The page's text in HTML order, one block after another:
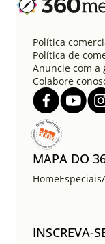
Política
Política de
Anuncie com a
Colabore
MAPA DO
HomeEspeciais
INSCREVA-